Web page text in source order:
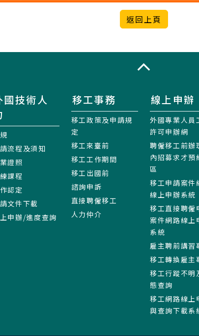
國技術人
流程及須知
證照
課程
認定
文件下載
申辦/進度查詢
移工事務
移工政策及申請規
定
移工來臺前
移工工作期間
移工出國前
諮詢申訴
直接聘僱移工
人力仲介
線上申辦
外國專業人員
許可申辦網
聘僱移工前辦
內招募求才預
區
移工申請案件
線上申辦系統
移工直接聘僱
案件網路線上
系統
雇主聘前講習
移工轉換雇主
移工行蹤不明
態查詢
移工網路線上
與查詢下載系